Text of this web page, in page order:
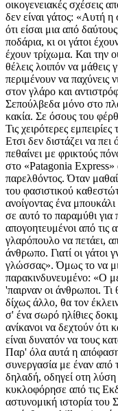
οικογενειακές σχέσεις
δεν είναι γάτος: «Αυτή
ότι είσαι μια από
ποδάρια, κι οι γάτοι
έχουν τρίχωμα. Και την
θέλεις λοιπόν να μάθεις
περιμένουν να παχύνεις
στον γλάρο και
Σεπούλβεδα μόνο στο
κακία. Σε όσους του
Τις χειρότερες
Ετσι δεν διστάζει να
πεθαίνει με φρικτούς
στο «Patagonia Express»
παρελθόντος. Όταν
του φασιστικού
ανοίγοντας ένα
σε αυτό το παραμύθι για
απογοητευμένοι από τις
γλαρόπουλο να πετάει,
άνθρωπο. Γιατί οι γάτοι
γλώσσας». Όμως το να
παρακινδυνευμένο: «Ο
'παιρναν οι άνθρωποι.
δίχως άλλο, θα τον
σ' ένα σωρό ηλίθιες
ανίκανοι να δεχτούν ότι
είναι δυνατόν να τους
Παρ' όλα αυτά η απόφαση
συνεργασία με έναν από
δηλαδή, οδηγεί οτη
κυκλοφόρησε από τις
αστυνομική ιστορία του